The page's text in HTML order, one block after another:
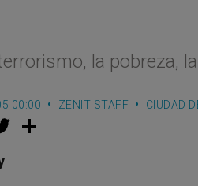
la pobreza,
00:00 ZENIT STAFF CIUDAD
w